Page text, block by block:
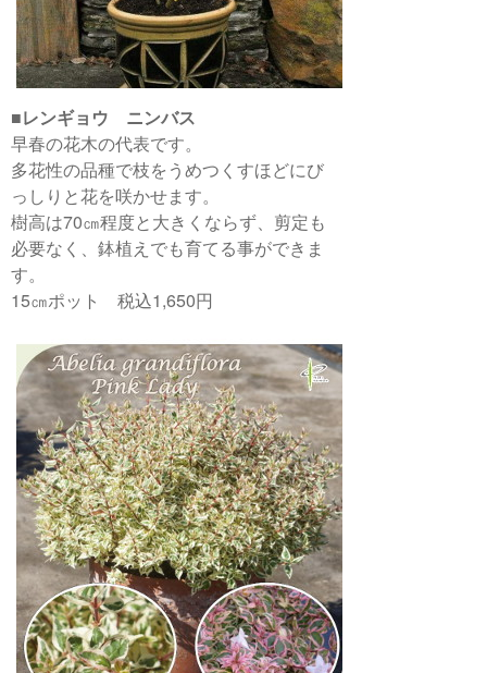
■レンギョウ ニンバス
早春の花木の代表です。
多花性の品種で枝をうめつくすほどにび
っしりと花を咲かせます。
樹高は70㎝程度と大きくならず、剪定も
必要なく、鉢植えでも育てる事ができま
す。
15㎝ポット 税込1,650円